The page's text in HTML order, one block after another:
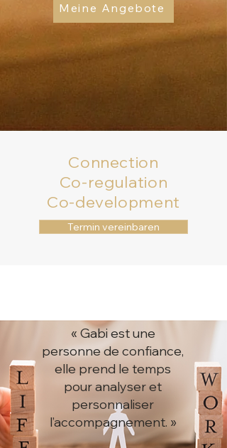
Meine Angebote
Connection
Co-regulation
Co-development
Termin vereinbaren
« Gabi est une
personne de confiance,
elle prend le temps
pour analyser et
personnaliser
l’accompagnement. »